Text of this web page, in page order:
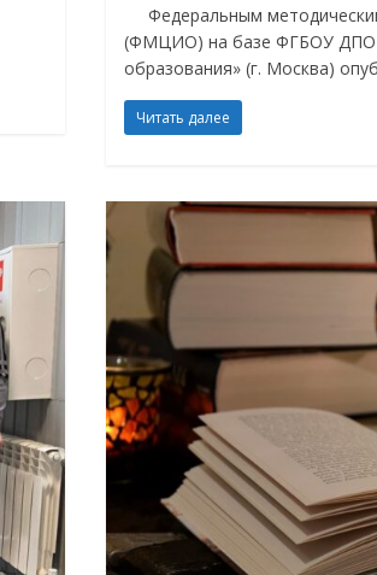
Федеральным
(ФМЦИО) на базе ФГБОУ ДПО
образования» (г. Москва)
Читать далее